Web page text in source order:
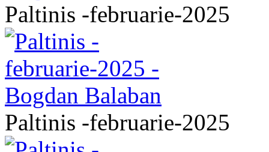
Paltinis -februarie-2025
Paltinis -februarie-2025